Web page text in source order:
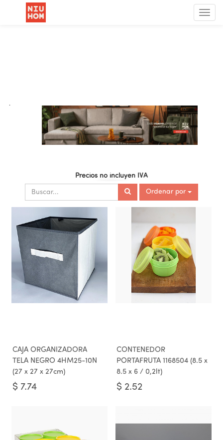
Menú
de
.
Precios no incluyen IVA
Ordenar por
CAJA ORGANIZADORA
TELA NEGRO 4HM25-10N
(27 x 27 x 27cm)
$ 7.74
CONTENEDOR
PORTAFRUTA 1168504 (8.5 x
8.5 x 6 / 0,2lt)
$ 2.52